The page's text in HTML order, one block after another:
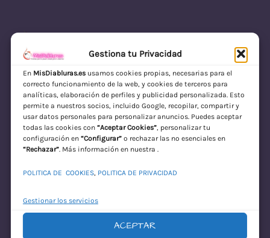
Gestiona tu Privacidad
En MisDiabluras.esusamos cookies propias, necesarias para el
correcto funcionamiento de la web, y cookies de terceros para
analíticas, elaboración de perfiles y publicidad personalizada. Esto
permite a nuestros socios, incluido Google, recopilar, compartir y
usar datos personales para personalizar anuncios. Puedes aceptar
todas las cookies con “Aceptar Cookies”, personalizar tu
configuración en “Configurar”o rechazar las no esenciales en
“Rechazar”. Más información en nuestra .
POLITICA DE COOKIES, POLITICA DE PRIVACIDAD
Gestionar los servicios
ACEPTAR
MisDiabluras | Sexshop Online con Envío
Discreto en España
Acceder